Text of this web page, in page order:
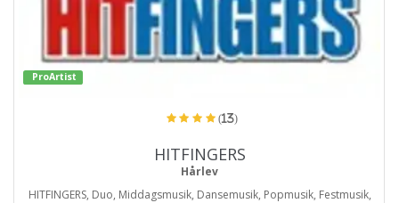
ProArtist
(13)
HITFINGERS
Hårlev
HITFINGERS, Duo, Middagsmusik, Dansemusik, Popmusik, Festmusik,